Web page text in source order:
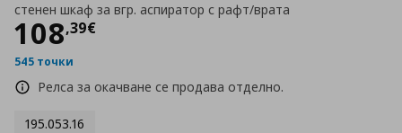
стенен шкаф за вгр. аспиратор с рафт/врата
108,39€
Цена108,39 €
545 точки
Релса за окачване се продава отделно.
195.053.16